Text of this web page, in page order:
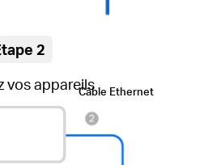
Câble Ethernet
2
vos appareils